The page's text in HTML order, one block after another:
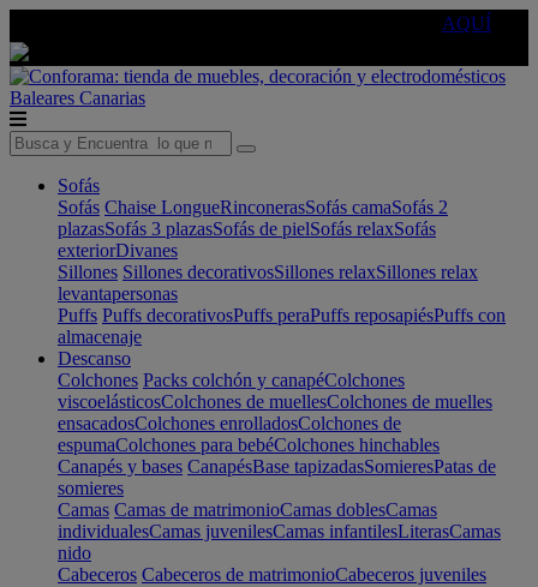
AQUÍ
Baleares Canarias
Sofás
Sofás Chaise LongueRinconerasSofás camaSofás 2
plazasSofás 3 plazasSofás de pielSofás relaxSofás
exteriorDivanes
Sillones Sillones decorativosSillones relaxSillones relax
levantapersonas
Puffs Puffs decorativosPuffs peraPuffs reposapiésPuffs con
almacenaje
Descanso
Colchones Packs colchón y canapéColchones
viscoelásticosColchones de muellesColchones de muelles
ensacadosColchones enrolladosColchones de
espumaColchones para bebéColchones hinchables
Canapés y bases CanapésBase tapizadasSomieresPatas de
somieres
Camas Camas de matrimonioCamas doblesCamas
individualesCamas juvenilesCamas infantilesLiterasCamas
nido
Cabeceros Cabeceros de matrimonioCabeceros juveniles